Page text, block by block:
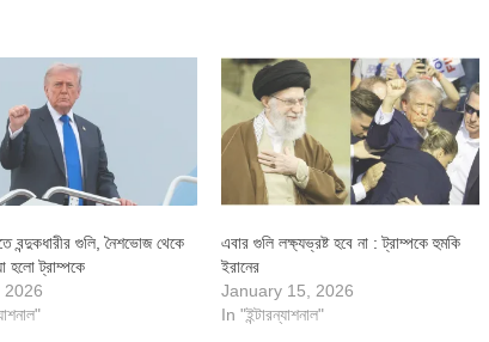
বন্দুকধারীর গুলি, নৈশভোজ থেকে
হলো ট্রাম্পকে
2026
এবার গুলি লক্ষ্যভ্রষ্ট হবে না : ট্রাম্পকে হুমকি
ইরানের
January 15, 2026
In "ইন্টারন্যাশনাল"